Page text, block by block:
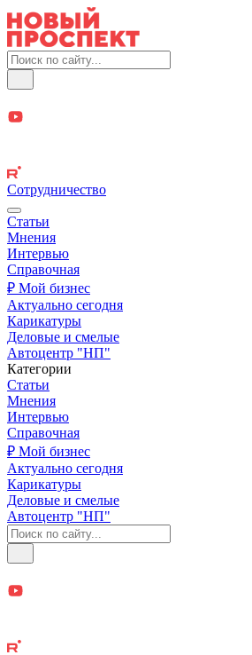
Сотрудничество
Статьи
Мнения
Интервью
Справочная
₽ Мой бизнес
Актуально сегодня
Карикатуры
Деловые и смелые
Автоцентр "НП"
Категории
Статьи
Мнения
Интервью
Справочная
₽ Мой бизнес
Актуально сегодня
Карикатуры
Деловые и смелые
Автоцентр "НП"